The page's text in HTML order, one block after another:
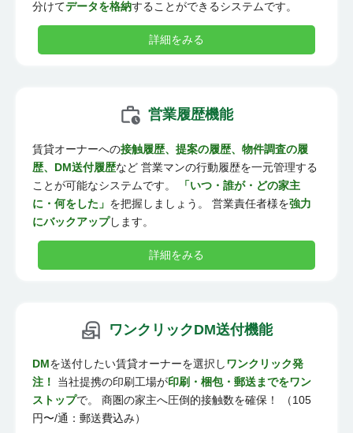
分けてデータを格納することができるシステムです。
詳細をみる
営業履歴機能
賃貸オーナーへの接触履歴、提案の履歴、物件調査の履
歴、DM送付履歴など 営業マンの行動履歴を一元管理する
ことが可能なシステムです。
「いつ・誰が・どの家主
に・何をした」 を把握しましょう。 営業責任者様を強力
にバックアップします。
詳細をみる
ワンクリックDM送付機能
DMを送付したい賃貸オーナーを選択しワンクリック発
注！
当社提携の印刷工場が印刷・梱包・郵送までをワン
ストップで。 商圏の家主へ圧倒的接触数を確保！ （105
円〜/通：郵送費込み）